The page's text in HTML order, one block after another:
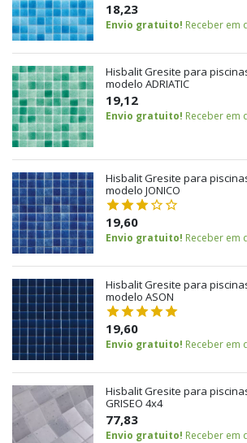
18,23
Envio gratuito! Receber em
Hisbalit Gresite para
modelo ADRIATIC
19,12
Envio gratuito! Receber em
Hisbalit Gresite para
modelo JONICO
19,60
Envio gratuito! Receber em
Hisbalit Gresite para
modelo ASON
19,60
Envio gratuito! Receber em
Hisbalit Gresite para
GRISEO 4x4
77,83
Envio gratuito! Receber em